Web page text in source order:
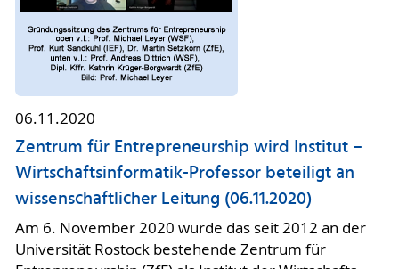
06.11.2020
Zentrum für Entrepreneurship wird Institut –
Wirtschaftsinformatik-Professor beteiligt an
wissenschaftlicher Leitung (06.11.2020)
Am 6. November 2020 wurde das seit 2012 an der
Universität Rostock bestehende Zentrum für